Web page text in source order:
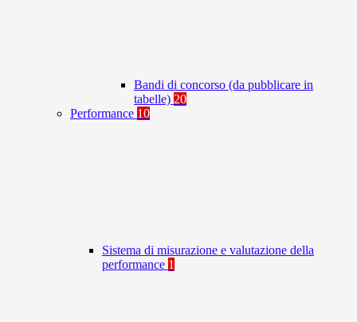
Bandi di concorso (da pubblicare in
tabelle) 20
Performance 10
Sistema di misurazione e valutazione della
performance 1